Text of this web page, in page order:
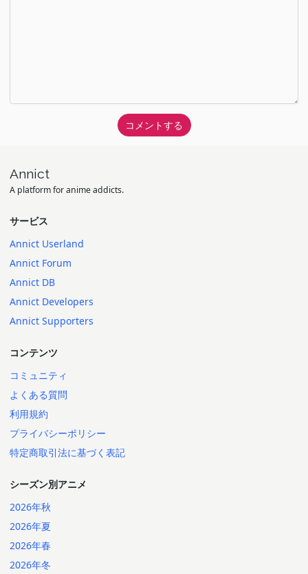
Annict
A platform for anime addicts.
サービス
Annict Userland
Annict Forum
Annict DB
Annict Developers
Annict Supporters
コンテンツ
コミュニティ
よくある質問
利用規約
プライバシーポリシー
特定商取引法に基づく表記
シーズン別アニメ
2026年秋
2026年夏
2026年春
2026年冬